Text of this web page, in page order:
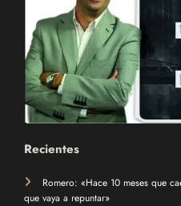
Recientes
Romero: «Hace 10 meses que
que vaya a repuntar»